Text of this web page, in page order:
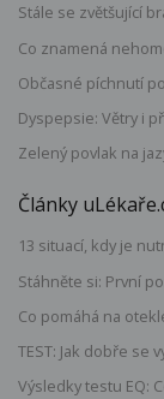
Stále se zvětšující
Co znamená
Občasné píchnutí
Dyspepsie: Větry i
Zelený povlak na
Články
13 situací, kdy je
Stáhněte si: První
Co pomáhá na
TEST: Jak dobře se
Výsledky testu EQ: